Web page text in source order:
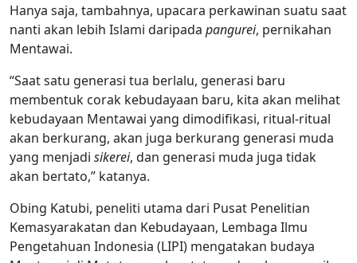
Hanya saja, tambahnya, upacara perkawinan suatu saat
nanti akan lebih Islami daripada pangurei, pernikahan
Mentawai.
“Saat satu generasi tua berlalu, generasi baru
membentuk corak kebudayaan baru, kita akan melihat
kebudayaan Mentawai yang dimodifikasi, ritual-ritual
akan berkurang, akan juga berkurang generasi muda
yang menjadi sikerei, dan generasi muda juga tidak
akan bertato,” katanya.
Obing Katubi, peneliti utama dari Pusat Penelitian
Kemasyarakatan dan Kebudayaan, Lembaga Ilmu
Pengetahuan Indonesia (LIPI) mengatakan budaya